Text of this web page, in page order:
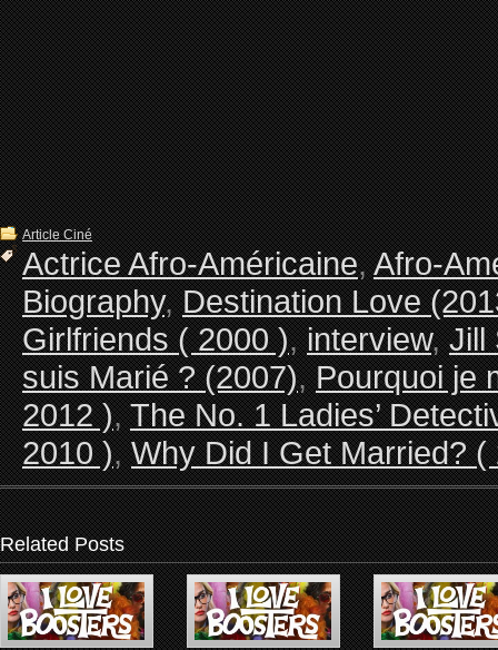
Article Ciné
Actrice Afro-Américaine,Afro-
Biography,Destination Love
Girlfriends ( 2000 ),interview,Jill
suis Marié ? (2007),Pourquoi je
2012 ),The No. 1 Ladies’
2010 ),Why Did I Get Married? (
Related Posts